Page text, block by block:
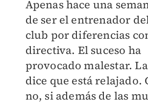
Apenas hace una
de ser el entrenador
club por diferencias
directiva. El suceso ha
provocado malestar.
dice que está relajado.
no, si además de las